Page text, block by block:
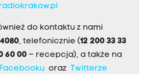
do kontaktu z nami
4080, telefonicznie (12 200 33 33
60 00 – recepcja), a także na
Facebookuoraz Twitterze